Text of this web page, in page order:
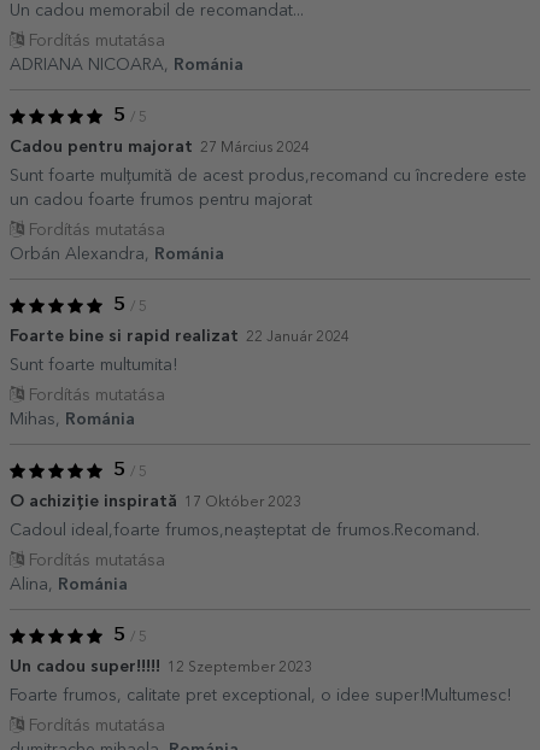
Un cadou memorabil de recomandat...
Fordítás mutatása
ADRIANA NICOARA,
Románia
5 / 5
Cadou pentru majorat 27 Március 2024
Sunt foarte mulțumită de acest produs,recomand cu încredere este
un cadou foarte frumos pentru majorat
Fordítás mutatása
Orbán Alexandra,
Románia
5 / 5
Foarte bine si rapid realizat 22 Január 2024
Sunt foarte multumita!
Fordítás mutatása
Mihas,
Románia
5 / 5
O achiziție inspirată 17 Október 2023
Cadoul ideal,foarte frumos,neașteptat de frumos.Recomand.
Fordítás mutatása
Alina,
Románia
5 / 5
Un cadou super!!!!! 12 Szeptember 2023
Foarte frumos, calitate pret exceptional, o idee super!Multumesc!
Fordítás mutatása